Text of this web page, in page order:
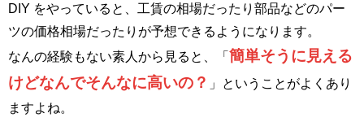
DIY をやっていると、工賃の相場だったり部品などのパー
ツの価格相場だったりが予想できるようになります。
なんの経験もない素人から見ると、「 簡単そうに見える
けどなんでそんなに高いの？ 」ということがよくあり
ますよね。